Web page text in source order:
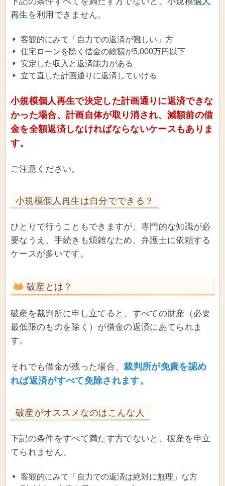
再生を利用できません。
客観的にみて「自力での返済が難しい」方
住宅ローンを除く借金の総額が5,000万円以下
安定した収入と返済能力がある
立て直した計画通りに返済していける
小規模個人再生で決定した計画通りに返済できな
かった場合、計画自体が取り消され、減額前の借
金を全額返済しなければならないケースもありま
す。
ご注意ください。
小規模個人再生は自分でできる？
ひとりで行うこともできますが、専門的な知識が必
要なうえ、手続きも煩雑なため、弁護士に依頼する
ケースが多いです。
破産とは？
破産を裁判所に申し立てると、すべての財産（必要
最低限のものを除く）が借金の返済にあてられま
す。
それでも借金が残った場合、裁判所が免責を認め
れば返済がすべて免除されます。
破産がオススメなのはこんな人
下記の条件をすべて満たす方でないと、破産を申立
てられません。
客観的にみて「自力での返済は絶対に無理」な方